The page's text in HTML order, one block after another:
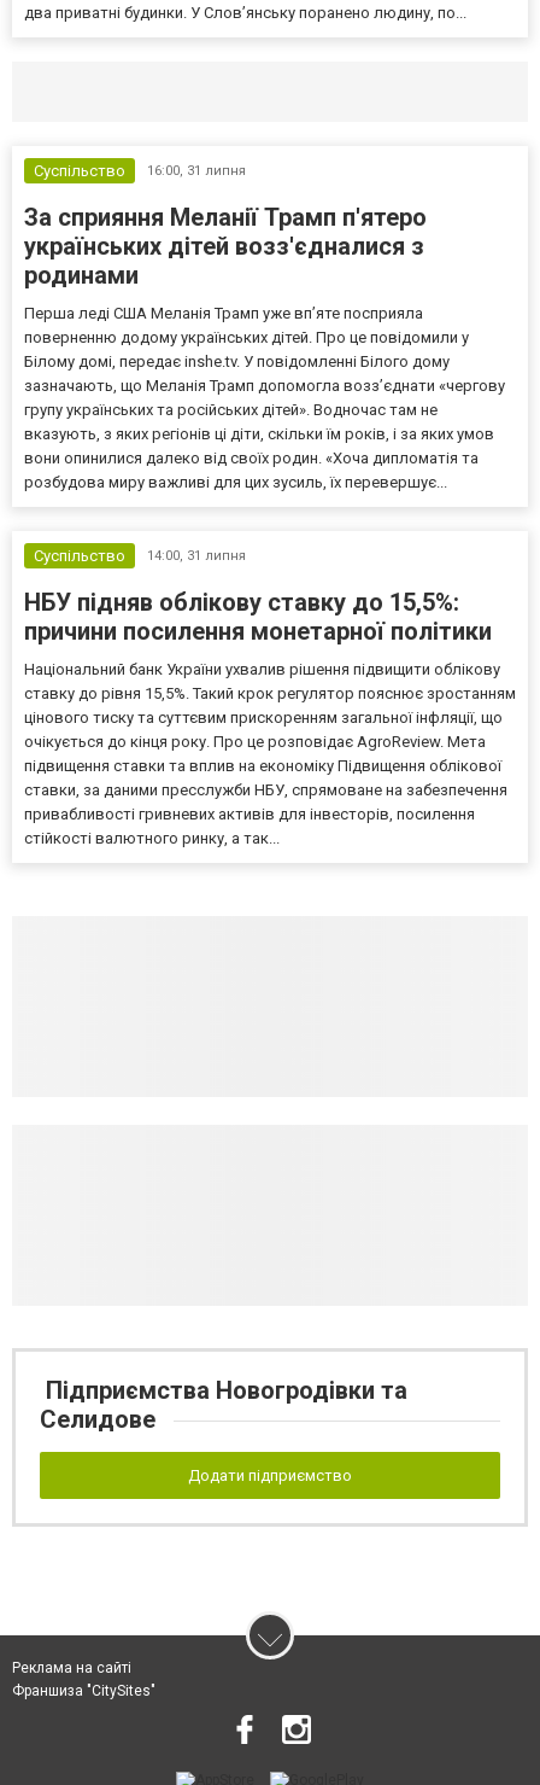
два приватні будинки. У Слов’янську поранено людину, по...
Суспільство 16:00, 31 липня
За сприяння Меланії Трамп п'ятеро
українських дітей возз'єдналися з
родинами
Перша леді США Меланія Трамп уже впʼяте посприяла
поверненню додому українських дітей. Про це повідомили у
Білому домі, передає inshe.tv. У повідомленні Білого дому
зазначають, що Меланія Трамп допомогла возз’єднати «чергову
групу українських та російських дітей». Водночас там не
вказують, з яких регіонів ці діти, скільки їм років, і за яких умов
вони опинилися далеко від своїх родин. «Хоча дипломатія та
розбудова миру важливі для цих зусиль, їх перевершує...
Суспільство 14:00, 31 липня
НБУ підняв облікову ставку до 15,5%:
причини посилення монетарної політики
Національний банк України ухвалив рішення підвищити облікову
ставку до рівня 15,5%. Такий крок регулятор пояснює зростанням
цінового тиску та суттєвим прискоренням загальної інфляції, що
очікується до кінця року. Про це розповідає AgroReview. Мета
підвищення ставки та вплив на економіку Підвищення облікової
ставки, за даними пресслужби НБУ, спрямоване на забезпечення
привабливості гривневих активів для інвесторів, посилення
стійкості валютного ринку, а так...
Підприємства Новогродівки та
Селидове
Додати підприємство
Реклама на сайті
Франшиза "CitySites"